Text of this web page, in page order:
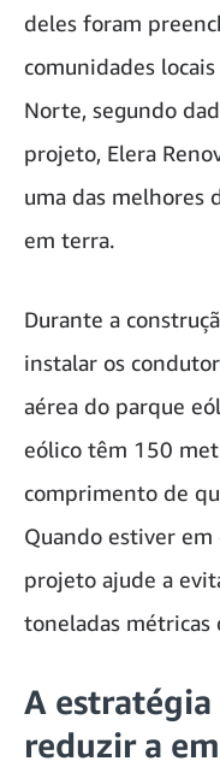
deles foram
comunidades
Norte, segundo
projeto, Elera
uma das melhores
em terra.
Durante a
instalar os
aérea do parque
eólico têm 150
comprimento de
Quando estiver em
projeto ajude a
toneladas métricas
A
reduzir a